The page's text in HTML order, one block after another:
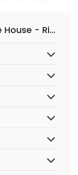
Domande Frequenti su Poke House - Rinascente Duomo